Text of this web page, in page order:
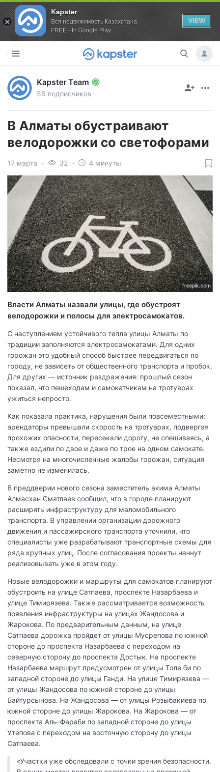
Kapster
Вся недвижимость Казахстана
FREE - In Google Play
VIEW
Kapster Team
56 подписчиков
В Алматы обустраивают
велодорожки со светофорами
17 марта 32 4 минуты
freepik.com
Власти Алматы назвали улицы, где обустроят
велодорожки и полосы для электросамокатов.
С наступлением устойчивого тепла улицы Алматы по
традиции заполняются электросамокатами. Для одних
горожан это удобный способ быстрее передвигаться по
городу, не зависеть от общественного транспорта и пробок.
Для других — источник раздражения: прошлый сезон
показал, что пешеходам и самокатчикам на тротуарах
ужиться непросто.
Как показала практика, нарушения были повсеместными:
арендаторы превышали скорость на тротуарах, подвергая
прохожих опасности, пересекали дорогу, не спешиваясь, а
также ездили по двое и даже по трое на одном самокате.
Несмотря на многочисленные жалобы горожан, ситуация
заметно не изменилась.
В преддверии нового сезона заместитель акима Алматы
Алмасхан Сматлаев сообщил, что в городе планируют
расширять инфраструктуру для маломобильного
транспорта. В управлении организации дорожного
движения и пассажирского транспорта уточнили, что
специалисты уже разрабатывают транспортные схемы для
ряда крупных улиц. После согласования проекты начнут
реализовывать уже в этом году.
Новые велодорожки и маршруты для самокатов планируют
обустроить на улице Сатпаева, проспекте Назарбаева и
улице Тимирязева. Также рассматривается возможность
появления инфраструктуры на улицах Жандосова и
Жарокова. По предварительным данным, на улице
Сатпаева дорожка пройдет от улицы Мусрепова по южной
стороне до проспекта Назарбаева с переходом на
северную сторону до проспекта Достык. На проспекте
Назарбаева маршрут предусмотрен от улицы Толе би по
западной стороне до улицы Ганди. На улице Тимирязева —
от улицы Жандосова по южной стороне до улицы
Байтурсынова. На Жандосова — от улицы Розыбакиева по
южной стороне до улицы Жарокова. На Жарокова — от
проспекта Аль-Фараби по западной стороне до улицы
Утепова с переходом на восточную сторону до улицы
Сатпаева.
«Участки уже обследовали с точки зрения безопасности.